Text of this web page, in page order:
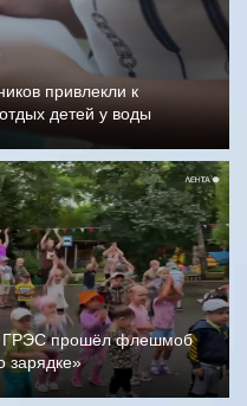
привлекли к
детей у воды
ГРЭС прошёл флешмоб
зарядке»